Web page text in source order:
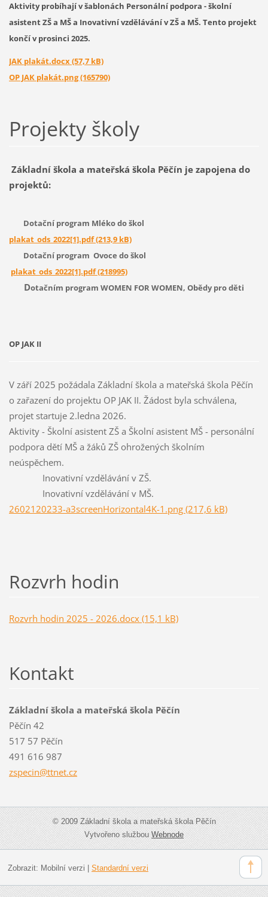
Aktivity probíhají v šablonách Personální podpora - školní
asistent ZŠ a MŠ a Inovativní vzdělávání v ZŠ a MŠ. Tento projekt
končí v prosinci 2025.
JAK plakát.docx (57,7 kB)
OP JAK plakát.png (165790)
Projekty školy
Základní škola a mateřská škola Pěčín je zapojena do
projektů:
Dotační program Mléko do škol
plakat_ods_2022[1].pdf (213,9 kB)
Dotační program Ovoce do škol
plakat_ods_2022[1].pdf (218995)
Dotačním program WOMEN FOR WOMEN, Obědy pro děti
OP JAK II
V září 2025 požádala Základní škola a mateřská škola Pěčín
o zařazení do projektu OP JAK II. Žádost byla schválena,
projet startuje 2.ledna 2026.
Aktivity - Školní asistent ZŠ a Školní asistent MŠ - personální
podpora dětí MŠ a žáků ZŠ ohrožených školním
neúspěchem.
Inovativní vzdělávání v ZŠ.
Inovativní vzdělávání v MŠ.
2602120233-a3screenHorizontal4K-1.png (217,6 kB)
Rozvrh hodin
Rozvrh hodin 2025 - 2026.docx (15,1 kB)
Kontakt
Základní škola a mateřská škola Pěčín
Pěčín 42
517 57 Pěčín
491 616 987
zspecin@ttnet.cz
© 2009 Základní škola a mateřská škola Pěčín
Vytvořeno službouWebnode
Zobrazit: Mobilní verzi | Standardní verzi